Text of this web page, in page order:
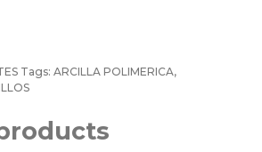
Tags: ARCILLA POLIMERICA,